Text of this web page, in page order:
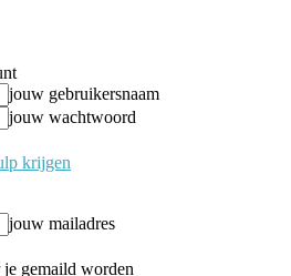
jouw gebruikersnaam
jouw wachtwoord
krijgen
jouw mailadres
gemaild worden